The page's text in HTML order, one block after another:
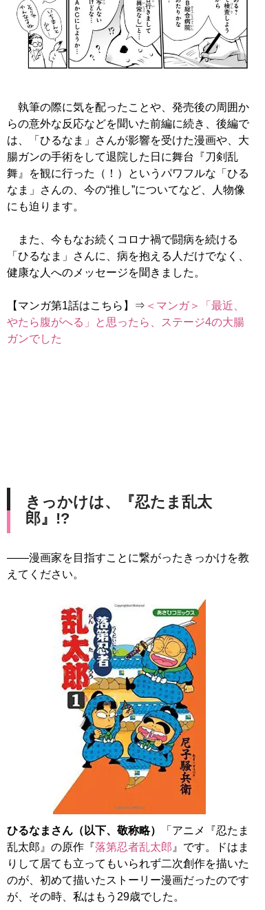
執筆の際に気を配ったことや、発売後の周囲か
らの意外な反応などを聞いた前編に続き、後編で
は、「ひるなま」さんが影響を受けた漫画や、大
腸ガンの手術をして退院した日に舞台『刀剣乱
舞』を観に行った（！）というパワフルな「ひる
なま」さんの、今の“推し”についてなど、人物像
にも迫ります。
また、今もなお続くコロナ禍で闘病を続ける
「ひるなま」さんに、病を抱える人だけでなく、
健康な人へのメッセージを聞きました。
【マンガ第1話はこちら】⇒ ＜マンガ＞「最近、
やたら腹がへる」と思ったら、ステージ4の大腸
ガンでした
きっかけは、『忍たま乱太
郎』!?
――漫画家を目指すことに繋がったきっかけを教
えてください。
ひるなまさん（以下、敬称略）
「アニメ『忍たま
乱太郎』の原作『 落第忍者乱太郎』です。ドはま
りして居ても立ってもいられず二次創作を描いた
のが、初めて描いたストーリー漫画だったのです
が、その時、私はもう29歳でした。